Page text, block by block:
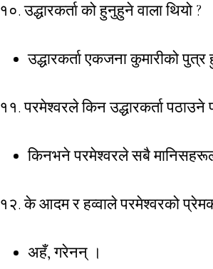
१०. उद्धारकर्ता को हुनुहुने वाला थियो ?
उद्धारकर्ता एकजना कुमारीको
११. परमेश्वरले किन उद्धारकर्ता पठाउने
किनभने परमेश्वरले सबै
१२. के आदम र हव्वाले परमेश्वरको
अहँ, गरेनन् ।